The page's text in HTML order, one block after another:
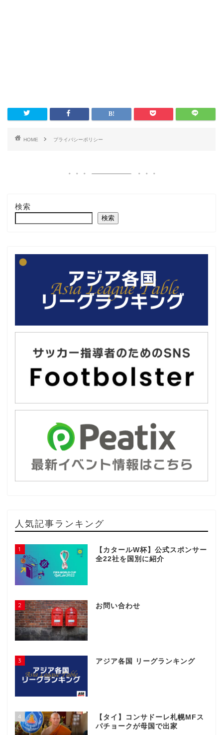
HOME プライバシーポリシー
検索
検索
人気記事ランキング
1
【カタールW杯】公式スポンサー
全22社を国別に紹介
2 お問い合わせ
3 アジア各国 リーグランキング
4
【タイ】コンサドーレ札幌MFス
パチョークが母国で出家